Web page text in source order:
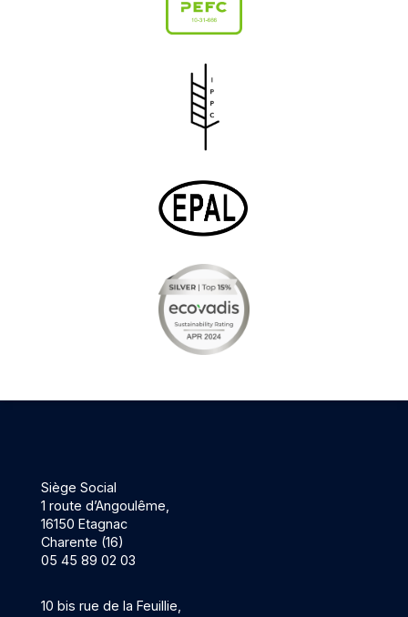
Siège Social
1 route d’Angoulême,
16150 Etagnac
Charente (16)
05 45 89 02 03
10 bis rue de la Feuillie,